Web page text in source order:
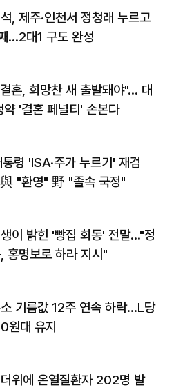
, 제주·인천서 정청래 누르고
…2대1 구도 완성
혼, 희망찬 새 출발돼야"… 대
약 '결혼 페널티' 손본다
령 'ISA·주가 누르기' 재검
"환영" 野 "졸속 국정"
이 밝힌 '빵집 회동' 전말…"정
홍명보로 하라 지시"
기름값 12주 연속 하락…L당
원대 유지
위에 온열질환자 202명 발